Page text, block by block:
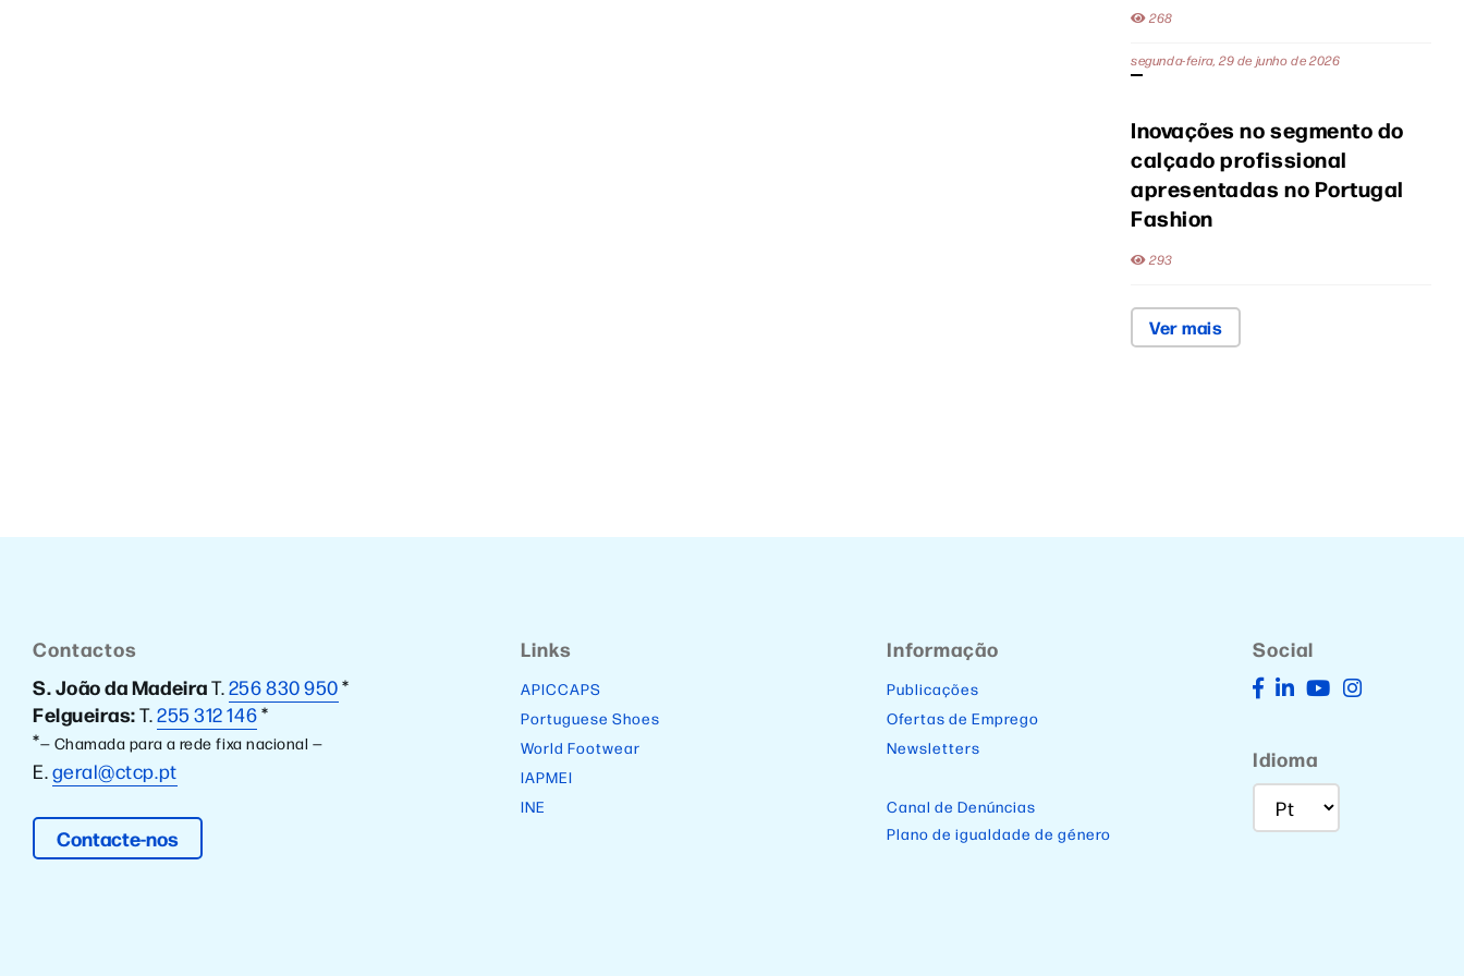
268
segunda-feira, 29 de junho de 2026
Inovações no segmento do
calçado profissional
apresentadas no Portugal
Fashion
293
Ver mais
Contactos
S. João da MadeiraT.256 830 950*
Felgueiras:T.255 312 146*
*— Chamada para a rede fixa nacional —
E.geral@ctcp.pt
Contacte-nos
Links
APICCAPS
Portuguese Shoes
World Footwear
IAPMEI
INE
Informação
Publicações
Ofertas de Emprego
Newsletters
Canal de Denúncias
Plano de igualdade de género
Social
Idioma